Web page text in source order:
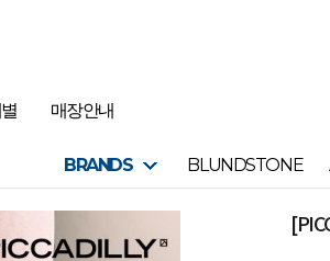
매장안내
BRANDS BLUNDSTONE